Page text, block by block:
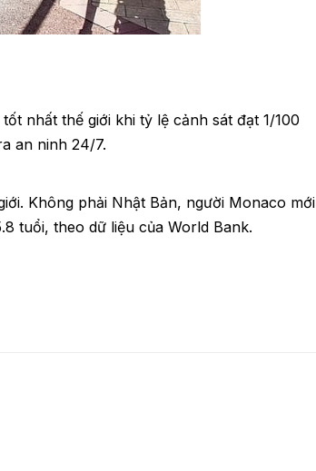
nhất thế giới khi tỷ lệ cảnh sát đạt 1/100
an ninh 24/7.
Không phải Nhật Bản, người Monaco mới
tuổi, theo dữ liệu của World Bank.